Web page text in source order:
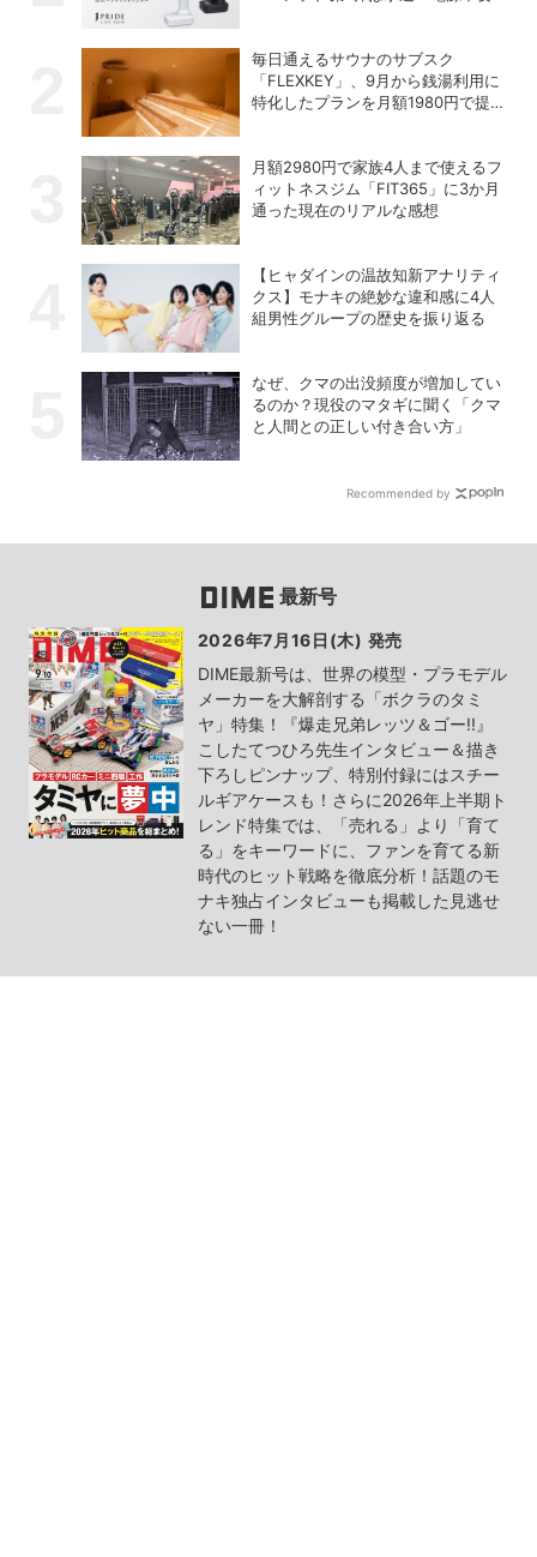
毎日通えるサウナのサブスク
「FLEXKEY」、9月から銭湯利用に
特化したプランを月額1980円で提供
月額2980円で家族4人まで使えるフ
ィットネスジム「FIT365」に3か月
通った現在のリアルな感想
【ヒャダインの温故知新アナリティ
クス】モナキの絶妙な違和感に4人
組男性グループの歴史を振り返る
なぜ、クマの出没頻度が増加してい
るのか？現役のマタギに聞く「クマ
と人間との正しい付き合い方」
Recommended by
最新号
2026年7月16日(木) 発売
DIME最新号は、世界の模型・プラモデル
メーカーを大解剖する「ボクラのタミ
ヤ」特集！『爆走兄弟レッツ＆ゴー!!』
こしたてつひろ先生インタビュー＆描き
下ろしピンナップ、特別付録にはスチー
ルギアケースも！さらに2026年上半期ト
レンド特集では、「売れる」より「育て
る」をキーワードに、ファンを育てる新
時代のヒット戦略を徹底分析！話題のモ
ナキ独占インタビューも掲載した見逃せ
ない一冊！